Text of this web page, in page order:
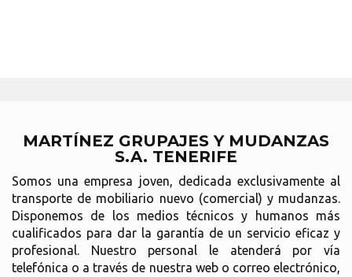
MARTÍNEZ GRUPAJES Y MUDANZAS
S.A. TENERIFE
Somos una empresa joven, dedicada exclusivamente al
transporte de mobiliario nuevo (comercial) y mudanzas.
Disponemos de los medios técnicos y humanos más
cualificados para dar la garantía de un servicio eficaz y
profesional. Nuestro personal le atenderá por vía
telefónica o a través de nuestra web o correo electrónico,